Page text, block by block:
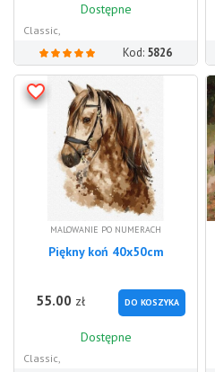
Dostępne
Classic,
Kod: 5826
MALOWANIE PO NUMERACH
Piękny koń 40x50cm
55.00 zł DO KOSZYKA
Dostępne
Classic,